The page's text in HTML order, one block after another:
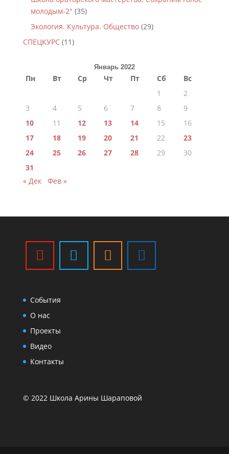
молодым-2" (35)
Экология. Культура. Общество(29)
СПЕЦКУРС(11)
Январь 2022
Пн Вт Ср Чт Пт Сб
Вс
1
2
3
4 5 6 7 8
9
10
11 12 13 14 15
16
17
18 19 20 21 22
23
24
25 26 27 28 29
30
31
« Дек
Фев »
События
О нас
Проекты
Видео
Контакты
© 2022 Школа Арины Шараповой